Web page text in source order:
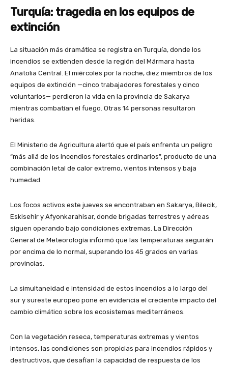
Turquía: tragedia en los equipos de
extinción
La situación más dramática se registra en Turquía, donde los
incendios se extienden desde la región del Mármara hasta
Anatolia Central. El miércoles por la noche, diez miembros de los
equipos de extinción —cinco trabajadores forestales y cinco
voluntarios— perdieron la vida en la provincia de Sakarya
mientras combatían el fuego. Otras 14 personas resultaron
heridas.
El Ministerio de Agricultura alertó que el país enfrenta un peligro
“más allá de los incendios forestales ordinarios”, producto de una
combinación letal de calor extremo, vientos intensos y baja
humedad.
Los focos activos este jueves se encontraban en Sakarya, Bilecik,
Eskisehir y Afyonkarahisar, donde brigadas terrestres y aéreas
siguen operando bajo condiciones extremas. La Dirección
General de Meteorología informó que las temperaturas seguirán
por encima de lo normal, superando los 45 grados en varias
provincias.
La simultaneidad e intensidad de estos incendios a lo largo del
sur y sureste europeo pone en evidencia el creciente impacto del
cambio climático sobre los ecosistemas mediterráneos.
Con la vegetación reseca, temperaturas extremas y vientos
intensos, las condiciones son propicias para incendios rápidos y
destructivos, que desafían la capacidad de respuesta de los